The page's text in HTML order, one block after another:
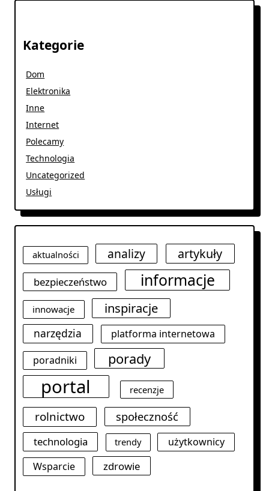
Kategorie
Dom
Elektronika
Inne
Internet
Polecamy
Technologia
Uncategorized
Usługi
aktualności analizy artykuły
bezpieczeństwo informacje
innowacje inspiracje
narzędzia
platforma internetowa
poradniki
porady
portal recenzje
rolnictwo społeczność
technologia trendy
użytkownicy
Wsparcie
zdrowie